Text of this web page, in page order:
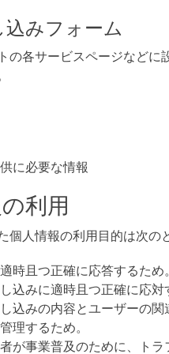
みフォーム
の各サービスページなど
に必要な情報
利用
個人情報の利用目的は次の
時且つ正確に応答するため
込みに適時且つ正確に応対
込みの内容とユーザーの
理するため。
が事業普及のために、ト